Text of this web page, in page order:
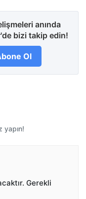
anında
bizi takip edin!
Ol
yapın!
Gerekli